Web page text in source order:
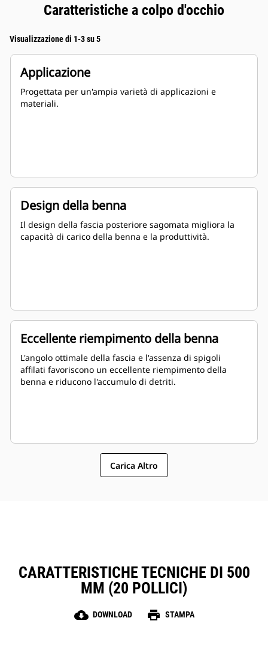
Caratteristiche a colpo d'occhio
Visualizzazione di 1-3 su 5
Applicazione
Progettata per un'ampia varietà di applicazioni e
materiali.
Design della benna
Il design della fascia posteriore sagomata migliora la
capacità di carico della benna e la produttività.
Eccellente riempimento della benna
L'angolo ottimale della fascia e l'assenza di spigoli
affilati favoriscono un eccellente riempimento della
benna e riducono l'accumulo di detriti.
Carica Altro
CARATTERISTICHE TECNICHE DI 500
MM (20 POLLICI)
cloud_download DOWNLOAD print STAMPA